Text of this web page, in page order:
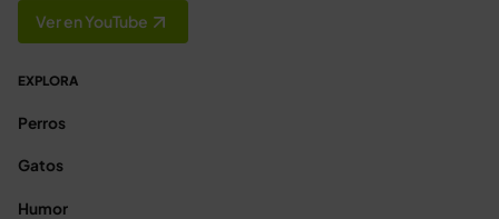
Ver en YouTube
EXPLORA
Perros
Gatos
Humor